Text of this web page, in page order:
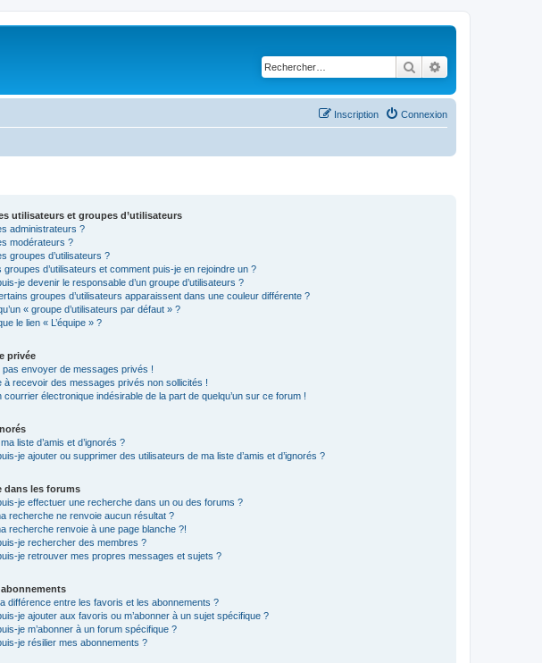
Rechercher
Connexion
Inscription
utilisateurs et groupes d’utilisateurs
administrateurs ?
modérateurs ?
groupes d’utilisateurs ?
groupes d’utilisateurs et comment puis-je en rejoindre un ?
je devenir le responsable d’un groupe d’utilisateurs ?
groupes d’utilisateurs apparaissent dans une couleur différente ?
« groupe d’utilisateurs par défaut » ?
le lien « L’équipe » ?
privée
pas envoyer de messages privés !
à recevoir des messages privés non sollicités !
courrier électronique indésirable de la part de quelqu’un sur ce forum !
liste d’amis et d’ignorés ?
je ajouter ou supprimer des utilisateurs de ma liste d’amis et d’ignorés ?
dans les forums
je effectuer une recherche dans un ou des forums ?
recherche ne renvoie aucun résultat ?
recherche renvoie à une page blanche ?!
je rechercher des membres ?
je retrouver mes propres messages et sujets ?
différence entre les favoris et les abonnements ?
je ajouter aux favoris ou m’abonner à un sujet spécifique ?
je m’abonner à un forum spécifique ?
je résilier mes abonnements ?